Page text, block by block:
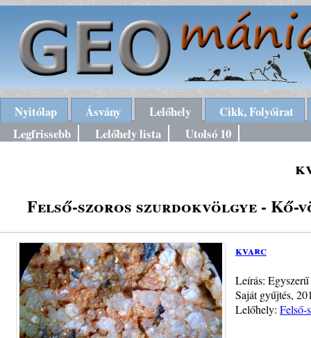
Nyitólap Ásvány Lelőhely
Cikk, Folyóirat
Legfrissebb
Lelőhely lista Utolsó 10
Felső-szoros szurdokvölgye - Kő-
kvarc
Leírás:
Saját gyűjtés,
Lelőhely: Felső-